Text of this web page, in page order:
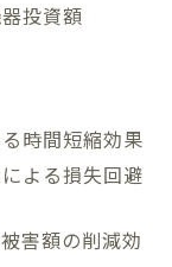
投資額
時間短縮効果
よる損失回避
害額の削減効